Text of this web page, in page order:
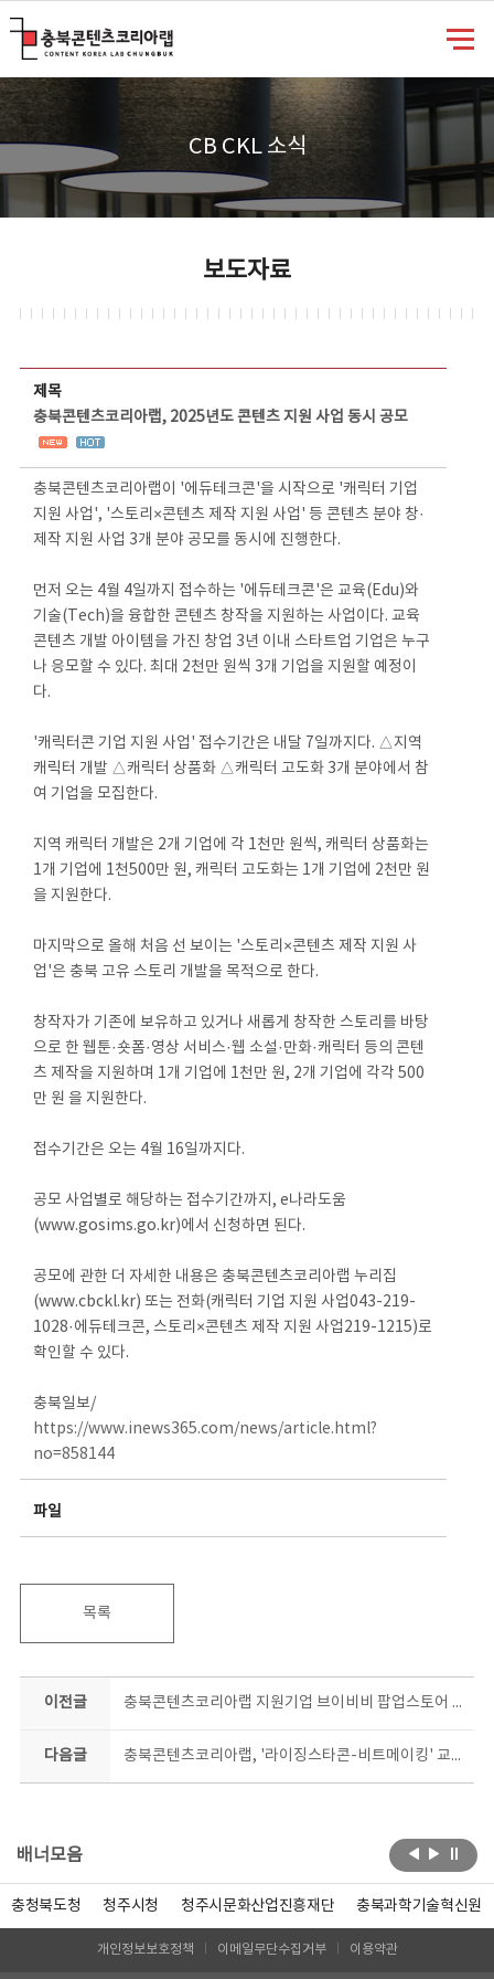
CB CKL 소식
보도자료
제목
충북콘텐츠코리아랩, 2025년도 콘텐츠 지원 사업 동시 공모
충북콘텐츠코리아랩이 '에듀테크콘'을 시작으로 '캐릭터 기업
지원 사업', '스토리×콘텐츠 제작 지원 사업' 등 콘텐츠 분야 창·
제작 지원 사업 3개 분야 공모를 동시에 진행한다.
먼저 오는 4월 4일까지 접수하는 '에듀테크콘'은 교육(Edu)와
기술(Tech)을 융합한 콘텐츠 창작을 지원하는 사업이다. 교육
콘텐츠 개발 아이템을 가진 창업 3년 이내 스타트업 기업은 누구
나 응모할 수 있다. 최대 2천만 원씩 3개 기업을 지원할 예정이
다.
'캐릭터콘 기업 지원 사업' 접수기간은 내달 7일까지다. △지역
캐릭터 개발 △캐릭터 상품화 △캐릭터 고도화 3개 분야에서 참
여 기업을 모집한다.
지역 캐릭터 개발은 2개 기업에 각 1천만 원씩, 캐릭터 상품화는
1개 기업에 1천500만 원, 캐릭터 고도화는 1개 기업에 2천만 원
을 지원한다.
마지막으로 올해 처음 선 보이는 '스토리×콘텐츠 제작 지원 사
업'은 충북 고유 스토리 개발을 목적으로 한다.
창작자가 기존에 보유하고 있거나 새롭게 창작한 스토리를 바탕
으로 한 웹툰·숏폼·영상 서비스·웹 소설·만화·캐릭터 등의 콘텐
츠 제작을 지원하며 1개 기업에 1천만 원, 2개 기업에 각각 500
만 원 을 지원한다.
접수기간은 오는 4월 16일까지다.
공모 사업별로 해당하는 접수기간까지, e나라도움
(www.gosims.go.kr)에서 신청하면 된다.
공모에 관한 더 자세한 내용은 충북콘텐츠코리아랩 누리집
(www.cbckl.kr) 또는 전화(캐릭터 기업 지원 사업043-219-
1028·에듀테크콘, 스토리×콘텐츠 제작 지원 사업219-1215)로
확인할 수 있다.
충북일보/
https://www.inews365.com/news/article.html?
no=858144
파일
목록
이전글 충북콘텐츠코리아랩 지원기업 브이비비 팝업스토어 현백서 만난다
다음글 충북콘텐츠코리아랩, '라이징스타콘-비트메이킹' 교육생 모집
배너모음
충청북도청 청주시청 청주시문화산업진흥재단 충북과학기술혁신원
개인정보보호정책 이메일무단수집거부 이용약관